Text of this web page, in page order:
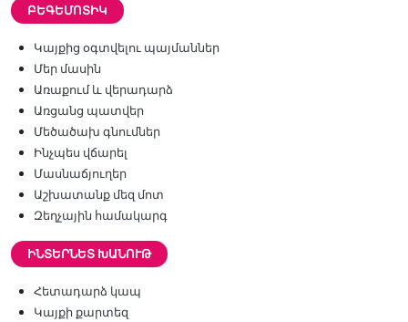
ԲԵԳԵՄՈՏԻԿ
Կայքից օգտվելու պայմաններ
Մեր մասին
Առաքում և վերադարձ
Առցանց պատվեր
Մեծածախ գնումներ
Ինչպես վճարել
Մասնաճյուղեր
Աշխատանք մեզ մոտ
Զեղչային համակարգ
ԻՆՏԵՐՆԵՏ ԽԱՆՈՒԹ
Հետադարձ կապ
Կայքի քարտեզ